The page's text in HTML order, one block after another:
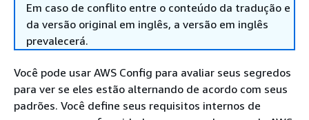
Em caso de conflito entre o conteúdo da tradução e
da versão original em inglês, a versão em inglês
prevalecerá.
Você pode usar AWS Config para avaliar seus segredos
para ver se eles estão alternando de acordo com seus
padrões. Você define seus requisitos internos de